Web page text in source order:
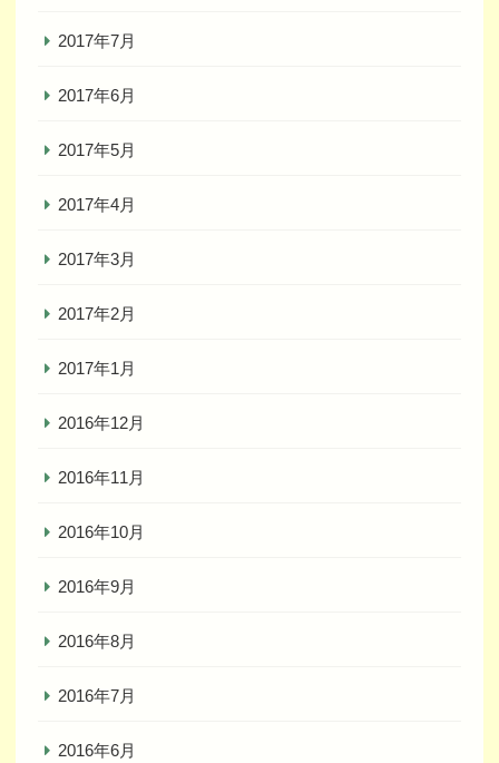
2017年7月
2017年6月
2017年5月
2017年4月
2017年3月
2017年2月
2017年1月
2016年12月
2016年11月
2016年10月
2016年9月
2016年8月
2016年7月
2016年6月